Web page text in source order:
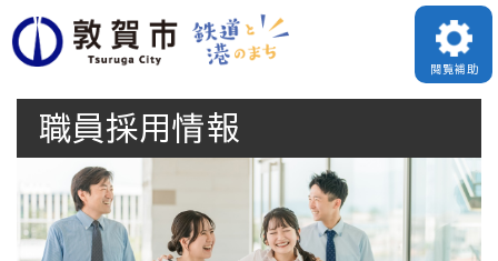
ペ
ー
先
頭
で
メニューを飛ばして本文へ
閲覧補助
職員採用情報